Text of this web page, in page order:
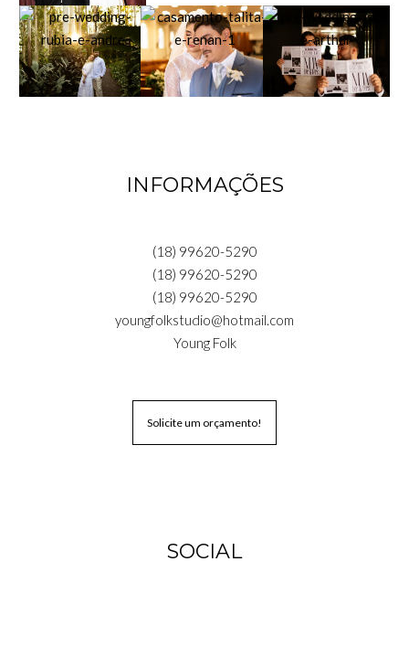
INFORMAÇÕES
(18) 99620-5290
(18) 99620-5290
(18) 99620-5290
youngfolkstudio@hotmail.com
Young Folk
Solicite um orçamento!
SOCIAL